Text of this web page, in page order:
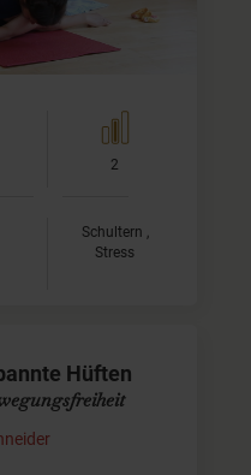
2
Schultern ,
Stress
Hüften